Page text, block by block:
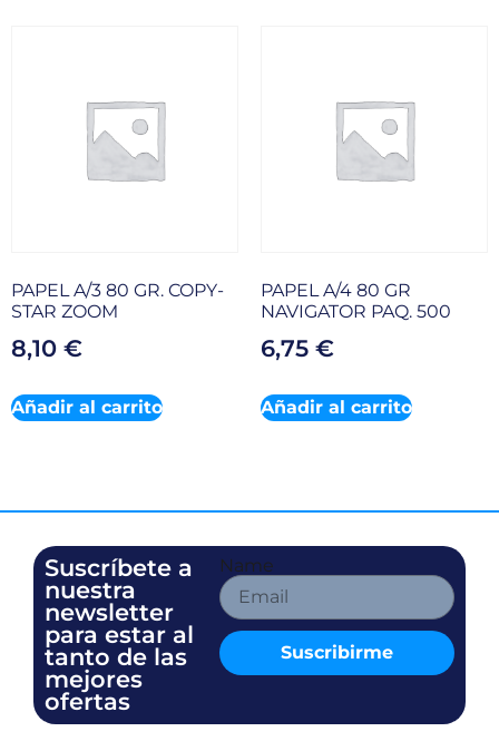
PAPEL A/3 80 GR. COPY-
STAR ZOOM
8,10 €
Añadir al carrito
PAPEL A/4 80 GR
NAVIGATOR PAQ. 500
6,75 €
Añadir al carrito
Name
Suscribirme
Suscríbete a
nuestra
newsletter
para estar al
tanto de las
mejores
ofertas